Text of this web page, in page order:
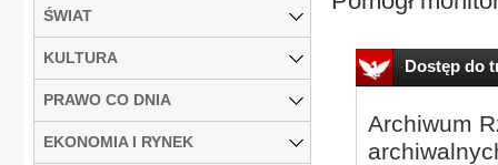
Dostęp do
Archiwum
ŚWIAT
KULTURA
PRAWO CO DNIA
EKONOMIA I RYNEK